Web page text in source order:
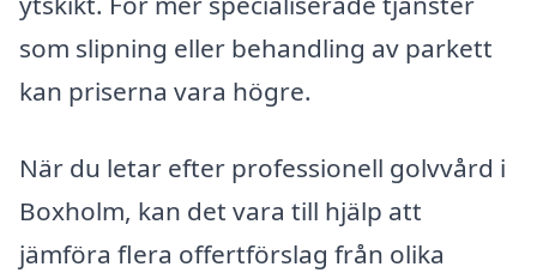
som slipning eller behandling av parkett
kan priserna vara högre.
När du letar efter professionell golvvård i
Boxholm, kan det vara till hjälp att
jämföra flera offertförslag från olika